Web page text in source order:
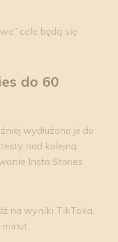
cele będą się
do 60
wydłużono je do
nad kolejną
Insta Stories
na wyniki TikToka,